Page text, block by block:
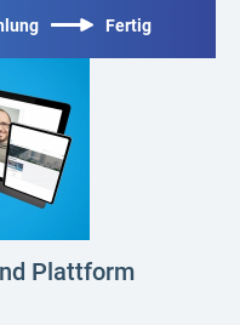
Fertig
Plattform